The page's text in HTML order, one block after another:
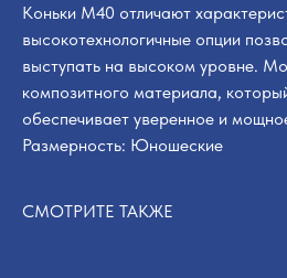
Коньки M40 отличают
высокотехнологичные опции
выступать на высоком уровне.
композитного материала,
обеспечивает уверенное и
Размерность: Юношеские
СМОТРИТЕ ТАКЖЕ